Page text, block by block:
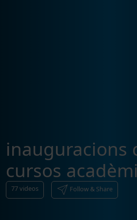
inauguracions
cursos
77videos Follow & Share